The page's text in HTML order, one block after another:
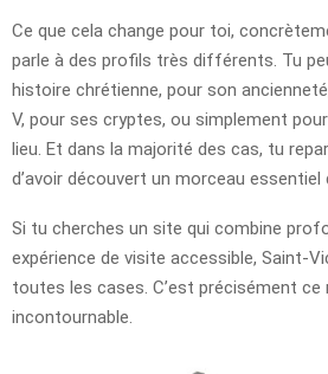
Ce que cela change pour toi,
parle à des profils très différents. Tu
histoire chrétienne, pour son
V, pour ses cryptes, ou simplement
lieu. Et dans la majorité des cas, tu
d’avoir découvert un morceau essentiel
Si tu cherches un site qui combine
expérience de visite accessible, Saint-
toutes les cases. C’est précisément ce
incontournable.